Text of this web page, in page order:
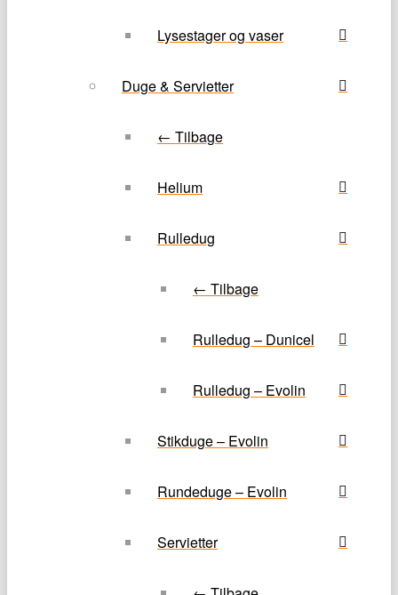
Lysestager og vaser
Duge & Servietter
← Tilbage
Helium
Rulledug
← Tilbage
Rulledug – Dunicel
Rulledug – Evolin
Stikduge – Evolin
Rundeduge – Evolin
Servietter